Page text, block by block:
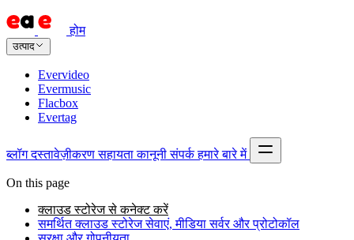
होम
उत्पाद
Evervideo
Evermusic
Flacbox
Evertag
ब्लॉग दस्तावेज़ीकरण सहायता कानूनी संपर्क हमारे बारे में
On this page
क्लाउड स्टोरेज से कनेक्ट करें
समर्थित क्लाउड स्टोरेज सेवाएं, मीडिया सर्वर और प्रोटोकॉल